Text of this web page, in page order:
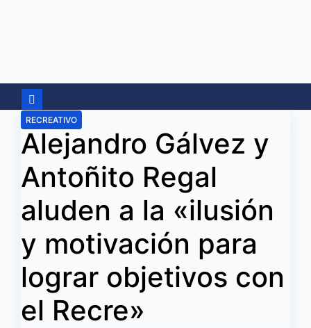
RECREATIVO
Alejandro Gálvez y
Antoñito Regal
aluden a la «ilusión
y motivación para
lograr objetivos con
el Recre»